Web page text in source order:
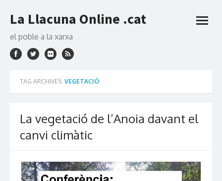
to
La Llacuna Online .cat
el poble a la xarxa
open
TAG ARCHIVES: VEGETACIÓ
La vegetació de l’Anoia davant el
canvi climàtic